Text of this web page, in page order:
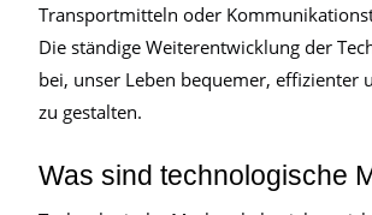
Transportmitteln oder
Die ständige Weiterentwicklung der
bei, unser Leben bequemer, effizienter
zu gestalten.
Was sind technologische